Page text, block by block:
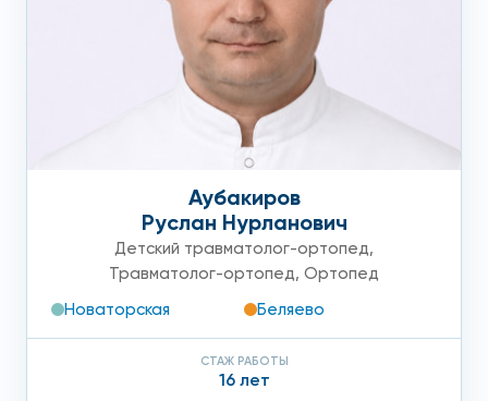
Аубакиров
Руслан Нурланович
Детский травматолог-ортопед,
Травматолог-ортопед, Ортопед
Новаторская
Беляево
СТАЖ РАБОТЫ
16 лет